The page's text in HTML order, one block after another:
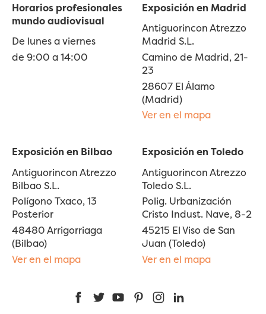
Horarios profesionales
mundo audiovisual
De lunes a viernes
de 9:00 a 14:00
Exposición en Madrid
Antiguorincon Atrezzo
Madrid S.L.
Camino de Madrid, 21-
23
28607 El Álamo
(Madrid)
Ver en el mapa
Exposición en Bilbao
Antiguorincon Atrezzo
Bilbao S.L.
Polígono Txaco, 13
Posterior
48480 Arrigorriaga
(Bilbao)
Ver en el mapa
Exposición en Toledo
Antiguorincon Atrezzo
Toledo S.L.
Polig. Urbanización
Cristo Indust. Nave, 8-2
45215 El Viso de San
Juan (Toledo)
Ver en el mapa
FacebookTwitterYouTubePinterestInstagram